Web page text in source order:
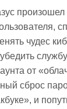
чудес
от
сброс
и